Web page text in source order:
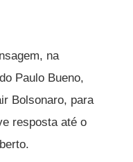
na
Paulo Bueno,
Bolsonaro, para
resposta até o